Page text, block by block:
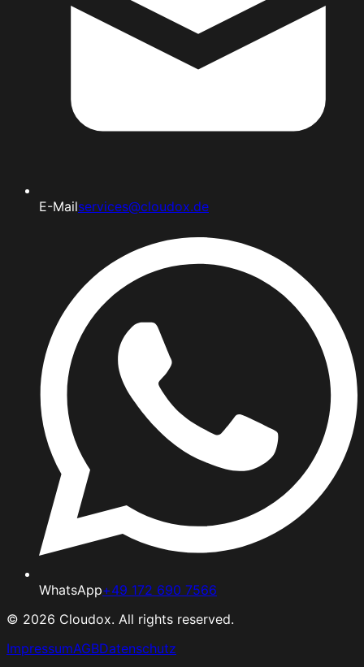
E-Mailservices@cloudox.de
WhatsApp+49 172 690 7566
© 2026 Cloudox. All rights reserved.
ImpressumAGBDatenschutz